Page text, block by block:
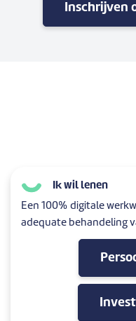
Inschrijven
Ik wil lenen
Een 100% digitale
adequate behandeling